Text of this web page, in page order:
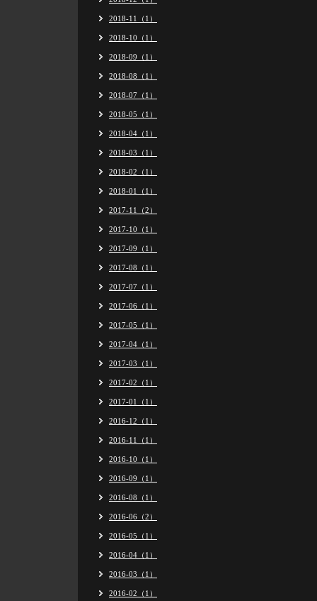
2018-11（1）
2018-10（1）
2018-09（1）
2018-08（1）
2018-07（1）
2018-05（1）
2018-04（1）
2018-03（1）
2018-02（1）
2018-01（1）
2017-11（2）
2017-10（1）
2017-09（1）
2017-08（1）
2017-07（1）
2017-06（1）
2017-05（1）
2017-04（1）
2017-03（1）
2017-02（1）
2017-01（1）
2016-12（1）
2016-11（1）
2016-10（1）
2016-09（1）
2016-08（1）
2016-06（2）
2016-05（1）
2016-04（1）
2016-03（1）
2016-02（1）